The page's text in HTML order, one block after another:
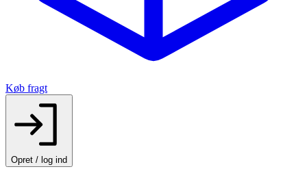
Køb fragt
Opret / log ind